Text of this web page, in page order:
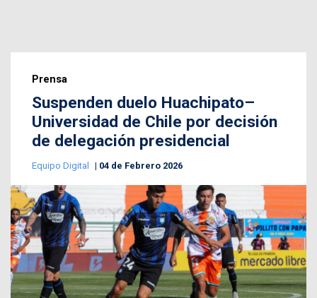
Prensa
Suspenden duelo Huachipato–
Universidad de Chile por decisión
de delegación presidencial
Equipo Digital 04 de Febrero 2026